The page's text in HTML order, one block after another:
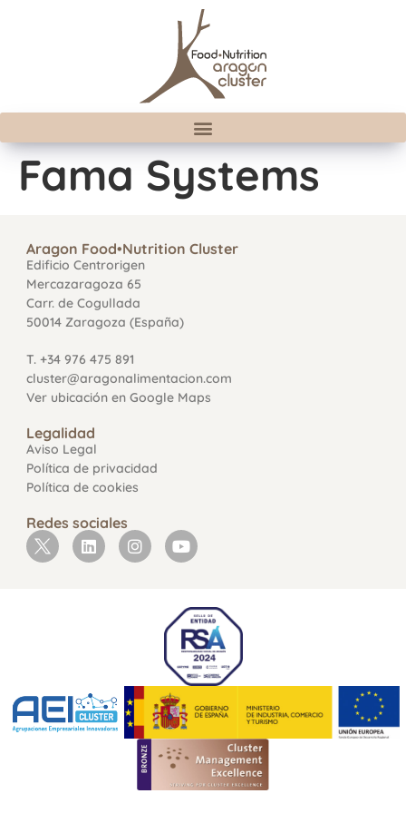
Fama Systems
Aragon Food•Nutrition Cluster
Edificio Centrorigen
Mercazaragoza 65
Carr. de Cogullada
50014 Zaragoza (España)
T. +34 976 475 891
cluster@aragonalimentacion.com
Ver ubicación en Google Maps
Legalidad
Aviso Legal
Política de privacidad
Política de cookies
Redes sociales